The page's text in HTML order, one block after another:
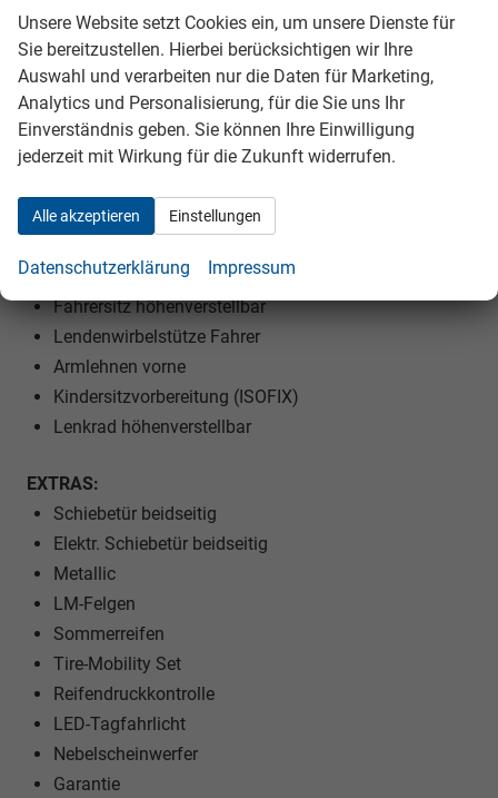
INNENAUSSTATTUNG UND KOMFORT:
Zentralverriegelung mit Funk
Keyless-Go
Außenspiegel elektrisch verstellbar
Außenspiegel elektrisch anklappbar
Massage-Sitz
Fahrersitz höhenverstellbar
Lendenwirbelstütze Fahrer
Armlehnen vorne
Kindersitzvorbereitung (ISOFIX)
Lenkrad höhenverstellbar
EXTRAS:
Schiebetür beidseitig
Elektr. Schiebetür beidseitig
Metallic
LM-Felgen
Sommerreifen
Tire-Mobility Set
Reifendruckkontrolle
LED-Tagfahrlicht
Nebelscheinwerfer
Garantie
Unsere Website setzt Cookies ein, um unsere Dienste für
Sie bereitzustellen. Hierbei berücksichtigen wir Ihre
Auswahl und verarbeiten nur die Daten für Marketing,
Analytics und Personalisierung, für die Sie uns Ihr
Einverständnis geben. Sie können Ihre Einwilligung
jederzeit mit Wirkung für die Zukunft widerrufen.
Alle akzeptieren Einstellungen
Datenschutzerklärung Impressum